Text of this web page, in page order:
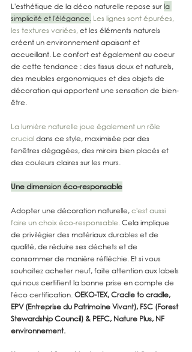
L'esthétique de la déco naturelle repose sur la
simplicité et l'élégance. Les lignes sont épurées,
les textures variées, et les éléments naturels
créent un environnement apaisant et
accueillant. Le confort est également au coeur
de cette tendance : des tissus doux et naturels,
des meubles ergonomiques et des objets de
décoration qui apportent une sensation de bien-
être.
La lumière naturelle joue également un rôle
crucial dans ce style, maximisée par des
fenêtres dégagées, des miroirs bien placés et
des couleurs claires sur les murs.
Une dimension éco-responsable
Adopter une décoration naturelle, c'est aussi
faire un choix éco-responsable. Cela implique
de privilégier des matériaux durables et de
qualité, de réduire ses déchets et de
consommer de manière réfléchie. Et si vous
souhaitez acheter neuf, faite attention aux labels
qui nous certifient la bonne prise en compte de
l'éco certification. OEKO-TEX, Cradle to cradle,
EPV (Entreprise du Patrimoine Vivant), FSC (Forest
Stewardship Council) & PEFC, Nature Plus, NF
environnement.